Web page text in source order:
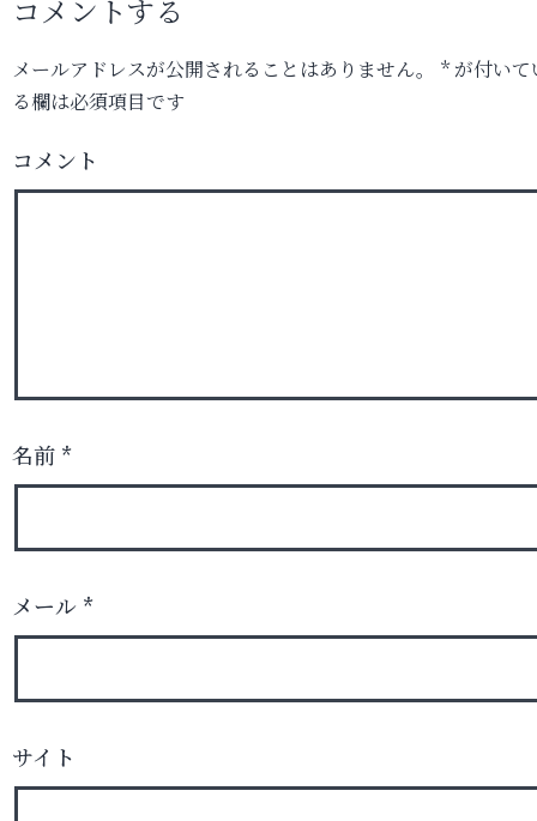
コメントする
メールアドレスが公開されることはありません。 *が付いて
る欄は必須項目です
コメント
名前 *
メール *
サイト